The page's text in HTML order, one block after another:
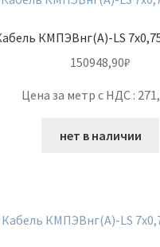
КМПЭВнг(А)-LS
150948,90₽
Цена за метр с НДС :
нет в наличии